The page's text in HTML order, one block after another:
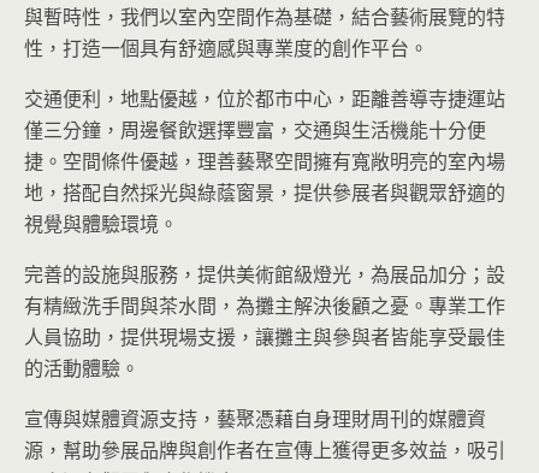
與暫時性，我們以室內空間作為基礎，結合藝術展覽的特
性，打造一個具有舒適感與專業度的創作平台。
交通便利，地點優越，位於都市中心，距離善導寺捷運站
僅三分鐘，周邊餐飲選擇豐富，交通與生活機能十分便
捷。空間條件優越，理善藝聚空間擁有寬敞明亮的室內場
地，搭配自然採光與綠蔭窗景，提供參展者與觀眾舒適的
視覺與體驗環境。
完善的設施與服務，提供美術館級燈光，為展品加分；設
有精緻洗手間與茶水間，為攤主解決後顧之憂。專業工作
人員協助，提供現場支援，讓攤主與參與者皆能享受最佳
的活動體驗。
宣傳與媒體資源支持，藝聚憑藉自身理財周刊的媒體資
源，幫助參展品牌與創作者在宣傳上獲得更多效益，吸引